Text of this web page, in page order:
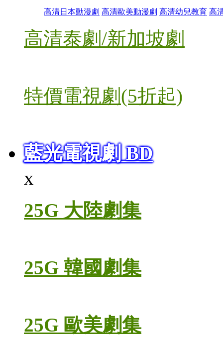
高清日本動漫劇 高清歐美動漫劇 高清幼兒教育 高
高清泰劇/新加坡劇
特價電視劇(5折起)
藍光電視劇 BD
x
25G 大陸劇集
25G 韓國劇集
25G 歐美劇集